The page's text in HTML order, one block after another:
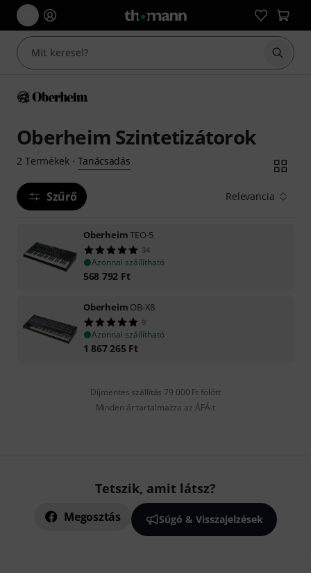
Oberheim Szintetizátorok
2 Termékek· Tanácsadás
Szűrő Relevancia
OberheimTEO-5
34
Azonnal szállítható
568 792 Ft
Oberheim OB-X8
9
Azonnal szállítható
1 867 265 Ft
Díjmentes szállítás 79 000 Ft fölött
Minden ár tartalmazza az ÁFÁ-t
Tetszik, amit látsz?
Megosztás Súgó & Visszajelzések